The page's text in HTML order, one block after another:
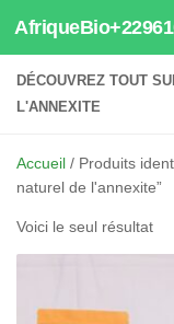
Au dessous du
DÉCOUVREZ TOUT
L'ANNEXITE
Accueil / Produits
naturel de l'annexite”
Voici le seul résultat